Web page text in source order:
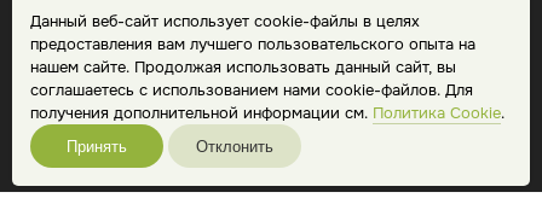
Данный веб-сайт использует cookie-файлы в целях
предоставления вам лучшего пользовательского опыта на
нашем сайте. Продолжая использовать данный сайт, вы
соглашаетесь с использованием нами cookie-файлов. Для
получения дополнительной информации см. Политика Cookie.
Принять Отклонить